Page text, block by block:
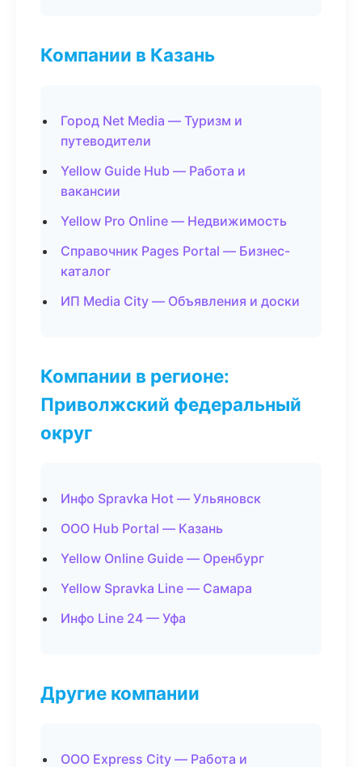
Компании в Казань
Город Net Media — Туризм и
путеводители
Yellow Guide Hub — Работа и
вакансии
Yellow Pro Online — Недвижимость
Справочник Pages Portal — Бизнес-
каталог
ИП Media City — Объявления и доски
Компании в регионе:
Приволжский федеральный
округ
Инфо Spravka Hot — Ульяновск
ООО Hub Portal — Казань
Yellow Online Guide — Оренбург
Yellow Spravka Line — Самара
Инфо Line 24 — Уфа
Другие компании
ООО Express City — Работа и